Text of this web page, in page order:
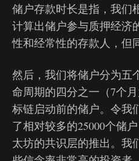
储户存款时长是指，我们
计算出储户参与质押经济
性和经常性的存款人，但
然后，我们将储户分为五
命周期的四分之一（7个
标链启动前的储户。令我
了相对较多的25000个储
太坊的共识层的推出。我